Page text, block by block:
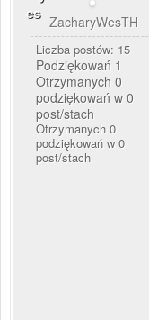
ZacharyWesTH
Liczba postów: 15
Podziękowań 1
Otrzymanych 0
podziękowań w 0
post/stach
Otrzymanych 0
podziękowań w 0
post/stach